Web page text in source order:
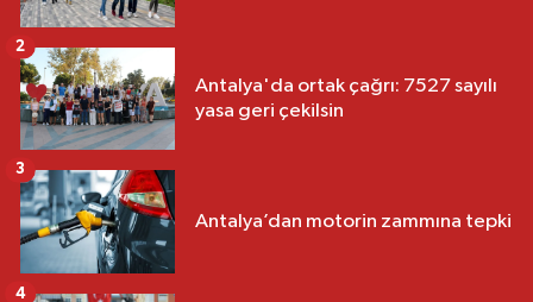
Antalya'da ortak çağrı: 7527 sayılı
yasa geri çekilsin
2
Antalya’dan motorin zammına tepki
3
4